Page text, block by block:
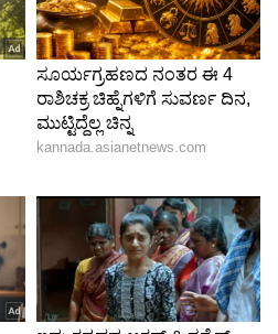
ಚೆನ್ನಾಗಿ ಒಣಗಿಸಿ:
ತೊಳೆದು, ಸ್ವಲ್ಪವೂ ನೀರಿಲ್ಲದಂತೆ
ಒದ್ದೆಯಾದ ತರಕಾರಿಗಳ
ಮಾಡಿ:ತರಕಾರಿ ಇಡುವ
ಕೆಳಗಿರುವ ತರಕಾರಿ